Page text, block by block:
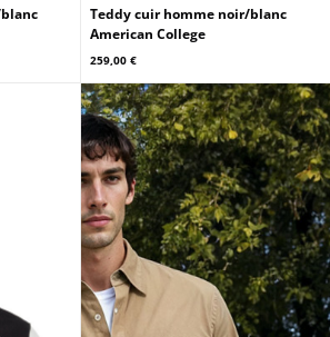
Teddy cuir homme noir/blanc
American College
259,00 €